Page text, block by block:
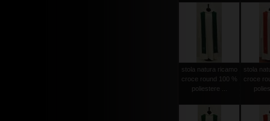
stola natura ricamo
croce round 100 %
poliestere ...
stola
croce